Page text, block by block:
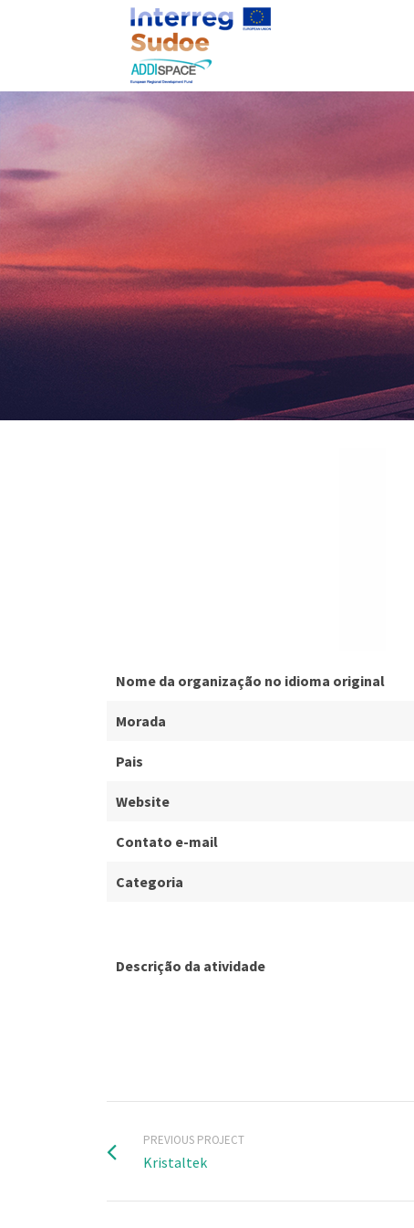
Nome da organização no idioma original
Morada
Pais
Website
Contato e-mail
Categoria
Descrição da atividade
PREVIOUS PROJECT
Kristaltek